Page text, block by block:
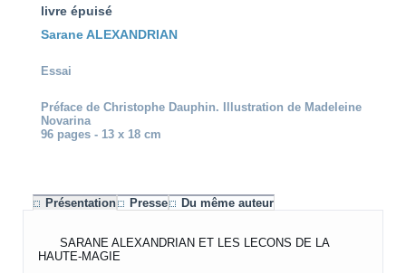
livre épuisé
Sarane ALEXANDRIAN
Essai
Préface de Christophe Dauphin. Illustration de Madeleine
Novarina
96 pages - 13 x 18 cm
Présentation Presse Du même auteur
SARANE ALEXANDRIAN ET LES LECONS DE LA
HAUTE-MAGIE